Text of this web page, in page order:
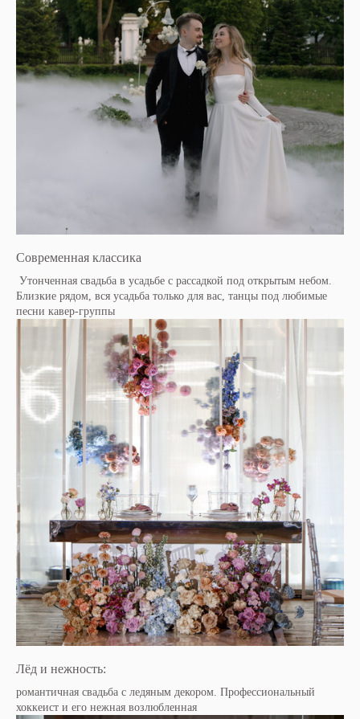
Современная классика
Утонченная свадьба в усадьбе с рассадкой под открытым небом.
Близкие рядом, вся усадьба только для вас, танцы под любимые
песни кавер-группы
Лёд и нежность:
романтичная свадьба с ледяным декором. Профессиональный
хоккеист и его нежная возлюбленная